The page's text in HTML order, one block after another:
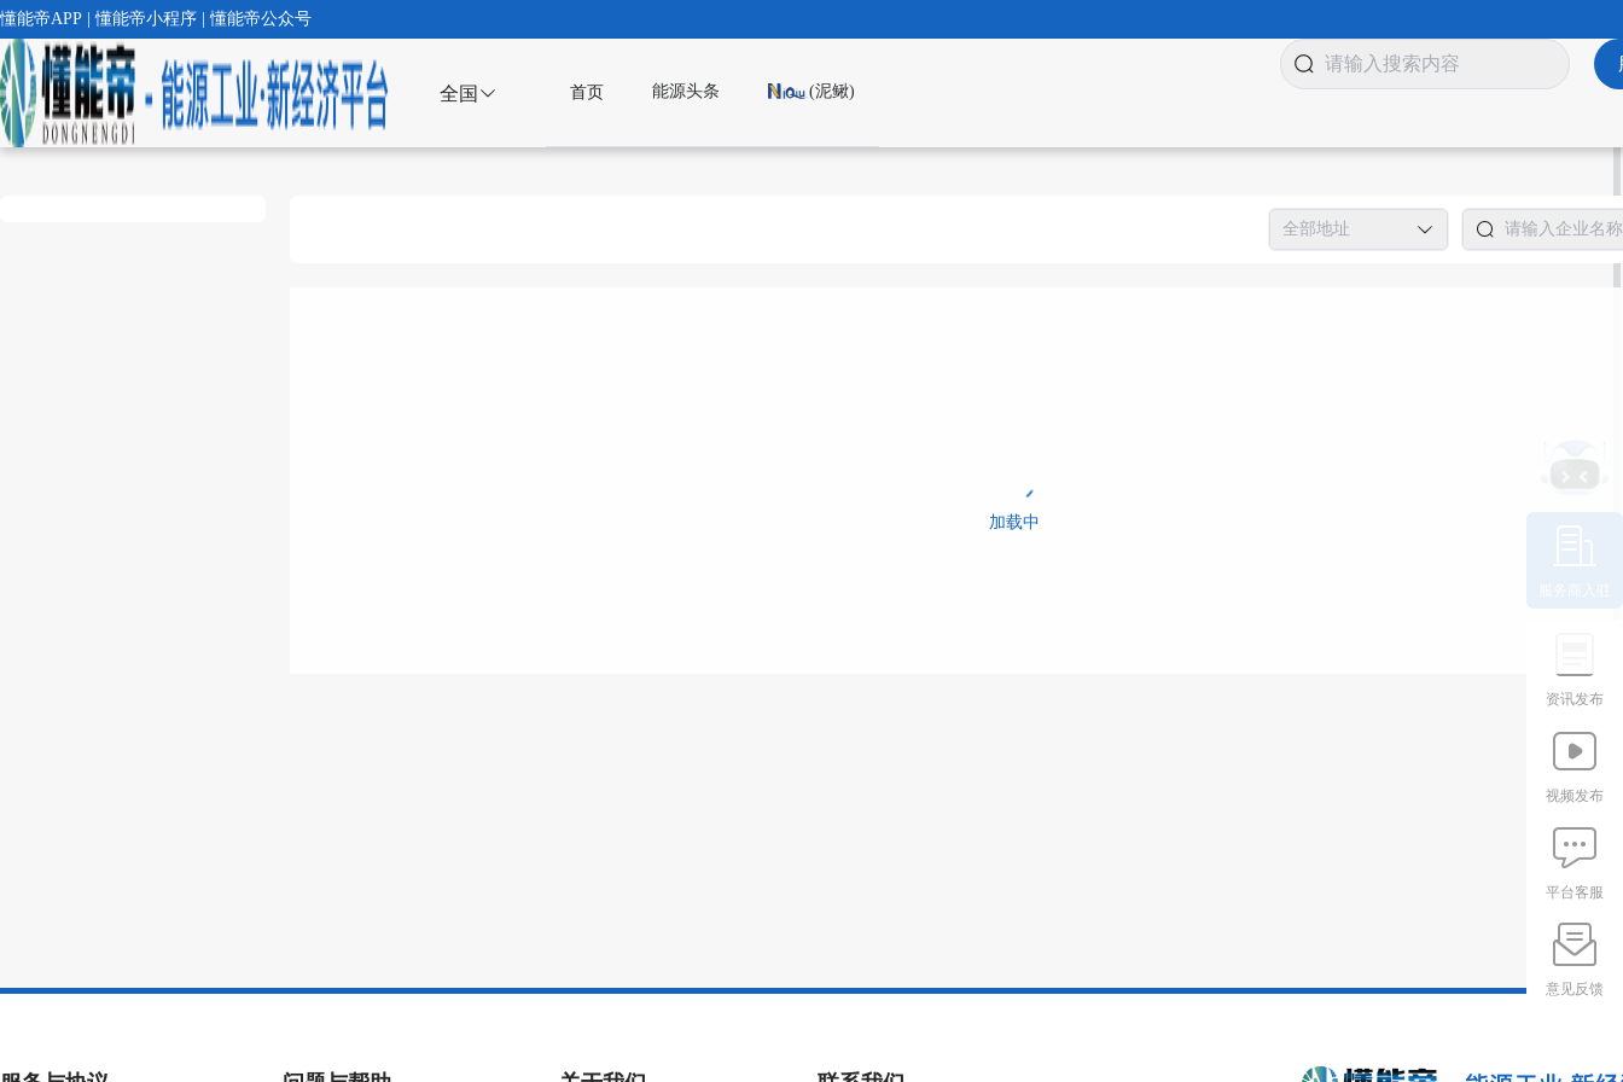
懂能帝APP | 懂能帝小程序 | 懂能帝公众号
全国 首页 能源头条 (泥鳅)
资讯发布
视频发布
平台客服
意见反馈
加载中